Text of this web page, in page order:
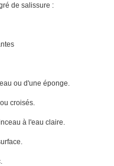
de salissure :
ou d'une éponge.
croisés.
à l'eau claire.